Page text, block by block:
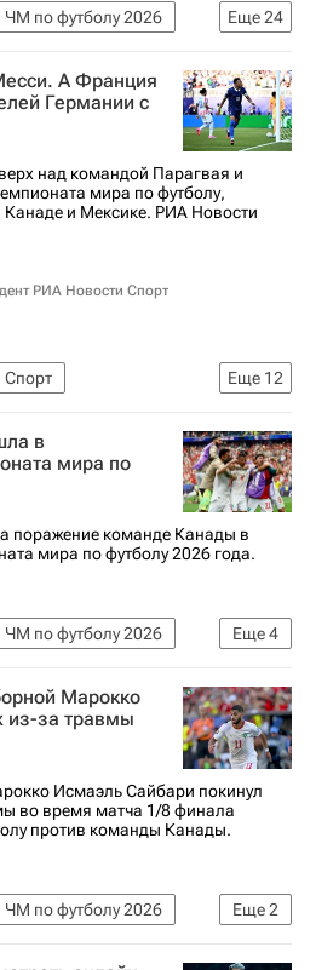
Еще24
ЧМ по футболу 2026
Канада
Бразилия
Колумбия
Роналду
А Франция
Германии с
над командой Парагвая и
мира по футболу,
и Мексике. РИА Новости
РИА Новости Спорт
Еще 12
Спорт
ЧМ по футболу 2026
Канада
в
мира по
поражение команде Канады в
мира по футболу 2026 года.
Еще4
ЧМ по футболу 2026
Рахими
Марокко
из-за травмы
Исмаэль Сайбари покинул
во время матча 1/8 финала
против команды Канады.
Еще2
ЧМ по футболу 2026
Рахими